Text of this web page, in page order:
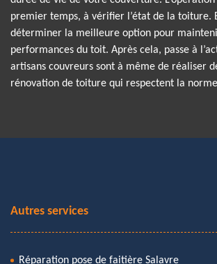
premier temps, à vérifier l’état de la toiture.
déterminer la meilleure option pour
performances du toit. Après cela, passe à
artisans couvreurs sont à même de réaliser
rénovation de toiture qui respectent la
Autres services
Réparation pose de faitière Salavre